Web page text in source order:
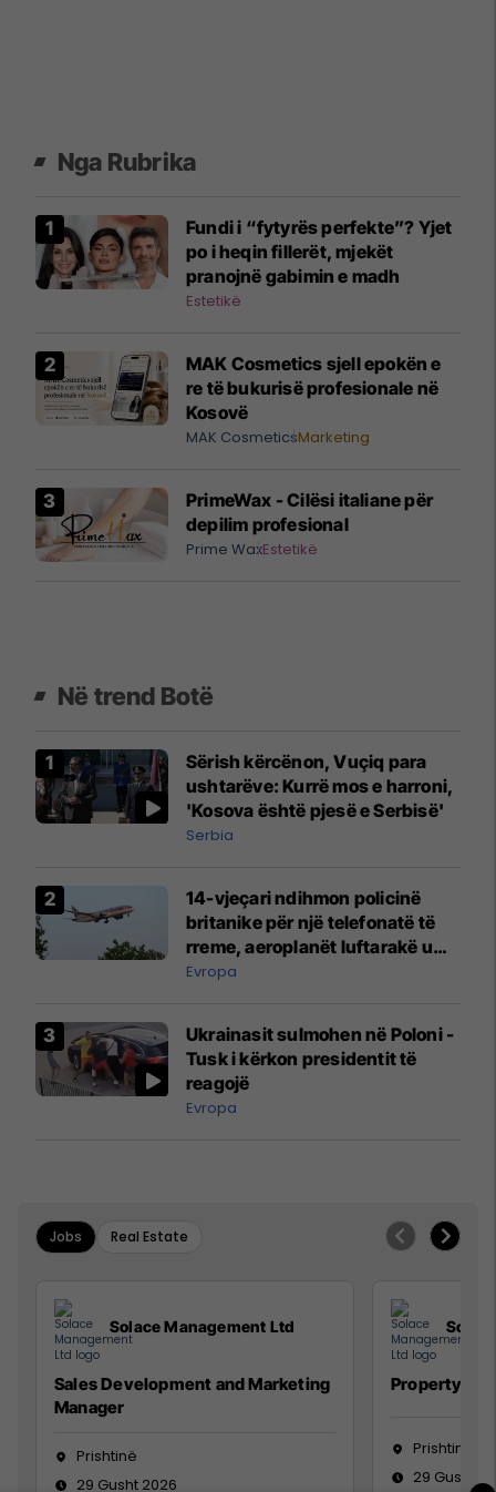
Nga Rubrika
Fundi i “fytyrës perfekte”? Yjet
po i heqin fillerët, mjekët
pranojnë gabimin e madh
Estetikë
MAK Cosmetics sjell epokën e
re të bukurisë profesionale në
Kosovë
MAK CosmeticsMarketing
PrimeWax - Cilësi italiane për
depilim profesional
Prime WaxEstetikë
Në trend Botë
Sërish kërcënon, Vuçiq para
ushtarëve: Kurrë mos e harroni,
'Kosova është pjesë e Serbisë'
Serbia
14-vjeçari ndihmon policinë
britanike për një telefonatë të
rreme, aeroplanët luftarakë u
ngritën në ajër për të
Mançesterit
Evropa
Ukrainasit sulmohen në Poloni -
Tusk i kërkon presidentit të
reagojë
Evropa
Jobs Real Estate
Solace Management Ltd
Sales Development and Marketing
Manager
Prishtinë
29 Gusht 2026
Property
Prishtinë
29 Gusht